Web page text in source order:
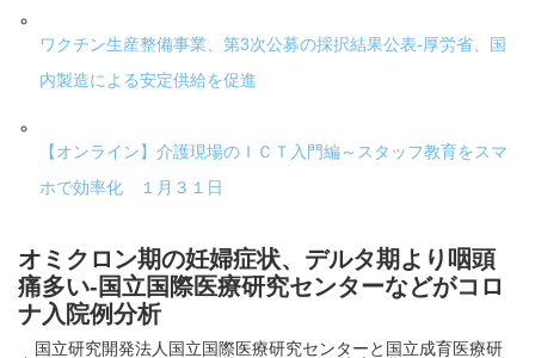
ワクチン生産整備事業、第3次公募の採択結果公表-厚労省、国
内製造による安定供給を促進
【オンライン】介護現場のＩＣＴ入門編～スタッフ教育をスマ
ホで効率化 １月３１日
オミクロン期の妊婦症状、デルタ期より咽頭
痛多い-国立国際医療研究センターなどがコロ
ナ入院例分析
国立研究開発法人国立国際医療研究センターと国立成育医療研